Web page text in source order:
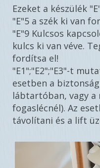
Ezeket a készülék
"E"5 a szék ki van
"E"9 Kulcsos
kulcs ki van véve.
fordítsa el!
"E1";"E2";"E3"-t
esetben a
lábtartóban, vagy
fogaslécnél). Az
távolítani és a lift